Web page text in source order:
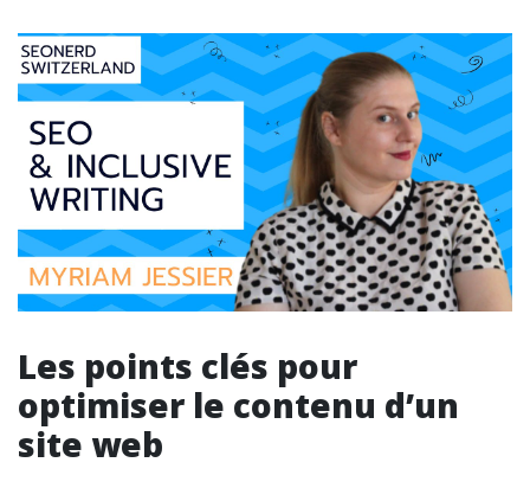
Les points clés pour
optimiser le contenu d’un
site web